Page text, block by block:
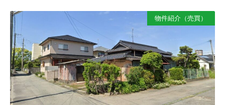
物件紹介（売買）